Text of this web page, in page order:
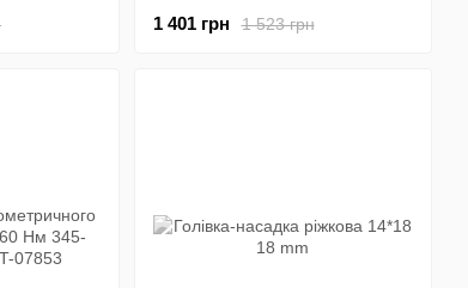
1 523 грн
1 401 грн